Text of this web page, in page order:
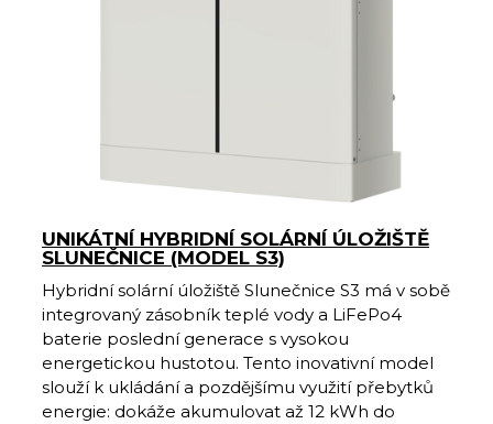
UNIKÁTNÍ HYBRIDNÍ SOLÁRNÍ ÚLOŽIŠTĚ
SLUNEČNICE (MODEL S3)
Hybridní solární úložiště Slunečnice S3 má v sobě
integrovaný zásobník teplé vody a LiFePo4
baterie poslední generace s vysokou
energetickou hustotou. Tento inovativní model
slouží k ukládání a pozdějšímu využití přebytků
energie: dokáže akumulovat až 12 kWh do